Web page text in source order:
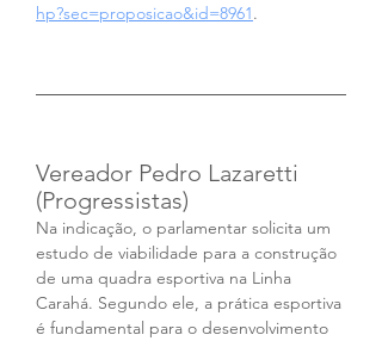
hp?sec=proposicao&id=8961.
Vereador Pedro Lazaretti
(Progressistas)
Na indicação, o parlamentar solicita um
estudo de viabilidade para a construção
de uma quadra esportiva na Linha
Carahá. Segundo ele, a prática esportiva
é fundamental para o desenvolvimento